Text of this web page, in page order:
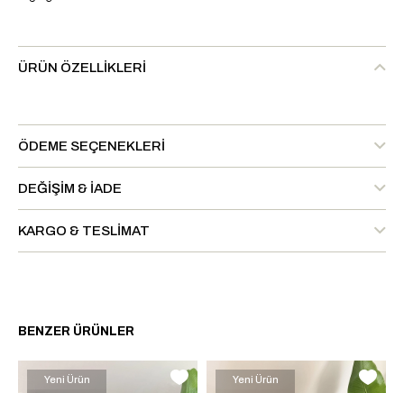
ÜRÜN ÖZELLIKLERI
ÖDEME SEÇENEKLERI
DEĞIŞIM & İADE
KARGO & TESLIMAT
BENZER ÜRÜNLER
Yeni Ürün
Yeni Ürün